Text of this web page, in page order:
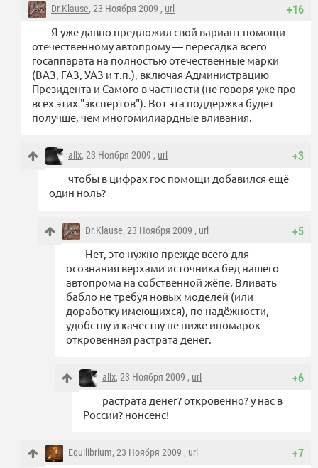
+16
Dr.Klause, 23 Ноября 2009 , url
Я уже давно предложил свой вариант помощи
отечественному автопрому — пересадка всего
госаппарата на полностью отечественные марки
(ВАЗ, ГАЗ, УАЗ и т.п.), включая Администрацию
Президента и Самого в частности (не говоря уже про
всех этих "экспертов"). Вот эта поддержка будет
получше, чем многомилиардные вливания.
+3
allx, 23 Ноября 2009 , url
чтобы в цифрах гос помощи добавился ещё
один ноль?
+5
Dr.Klause, 23 Ноября 2009 , url
Нет, это нужно прежде всего для
осознания верхами источника бед нашего
автопрома на собственной жёпе. Вливать
бабло не требуя новых моделей (или
доработку имеющихся), по надёжности,
удобству и качеству не ниже иномарок —
откровенная растрата денег.
+6
allx, 23 Ноября 2009 , url
растрата денег? откровенно? у нас в
России? нонсенс!
+7
Equilibrium, 23 Ноября 2009 , url